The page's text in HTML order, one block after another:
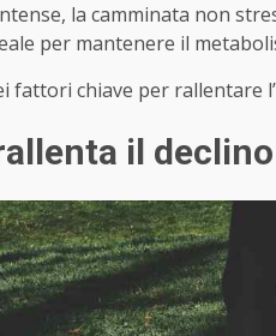
la camminata non
per mantenere il
chiave per rallentare
il